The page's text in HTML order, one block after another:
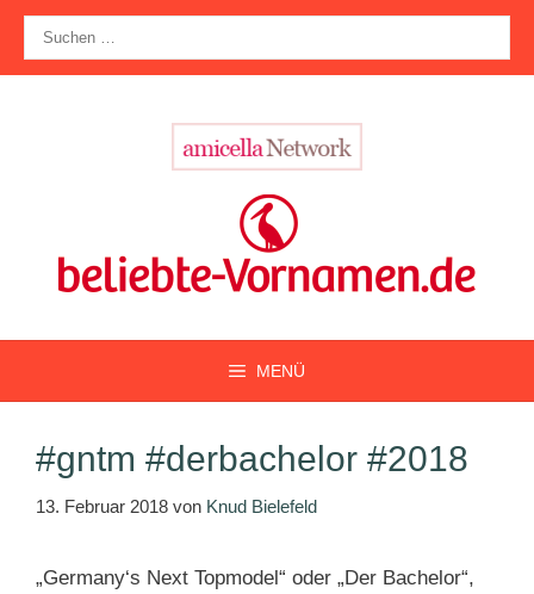
Zum
Inhalt
springen
nach:
MENÜ
#gntm #derbachelor #2018
13. Februar 2018 von Knud Bielefeld
„Germany‘s Next Topmodel“ oder „Der Bachelor“,